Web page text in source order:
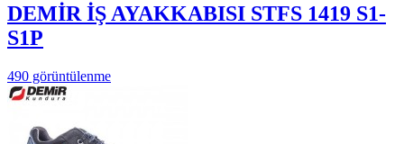
DEMİR İŞ AYAKKABISI STFS 1419 S1-
S1P
490 görüntülenme